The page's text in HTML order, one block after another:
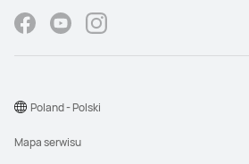
Mapa serwisu
Poland - Polski